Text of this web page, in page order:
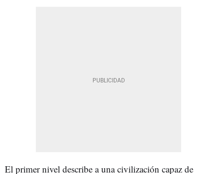
El primer nivel describe a una civilización capaz de